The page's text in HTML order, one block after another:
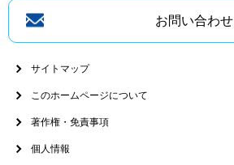
お問い合わせ
サイトマップ
このホームページについて
著作権・免責事項
個人情報